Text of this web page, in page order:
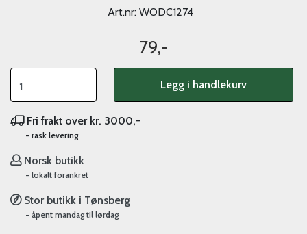
Art.nr: WODC1274
79,-
Legg i handlekurv
Fri frakt over kr. 3000,-
- rask levering
Norsk butikk
- lokalt forankret
Stor butikk i Tønsberg
- åpent mandag til lørdag